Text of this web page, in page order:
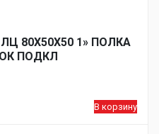
80Х50Х50 1» ПОЛКА
ПОДКЛ
В корзину